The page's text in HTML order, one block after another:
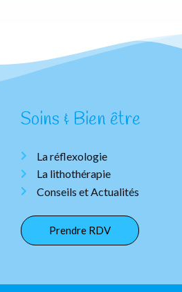
Soins & Bien être
La réflexologie
La lithothérapie
Conseils et Actualités
Prendre RDV